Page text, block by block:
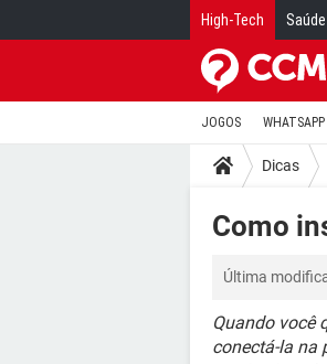
High-Tech Saúde
JOGOS WHATSAPP
Dicas
Como
Última
Quando você
conectá-la na